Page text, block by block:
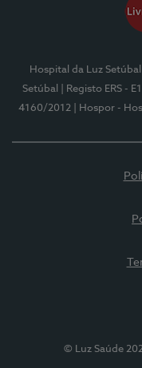
Hospital da Luz Setúbal
Setúbal
| Registo ERS -
4160/2012
| Hospor -
© Luz Saúde